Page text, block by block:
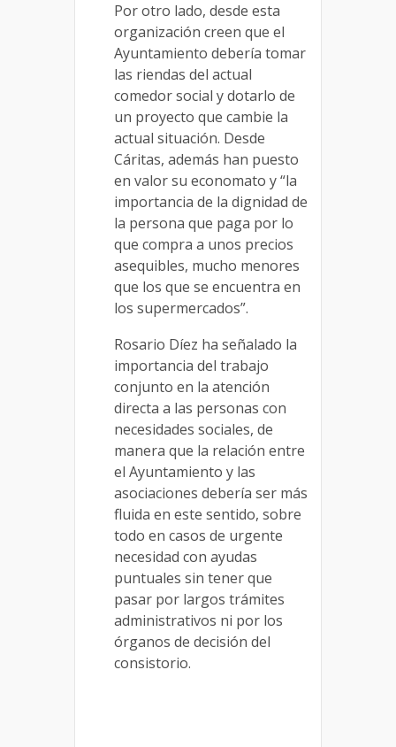
Por otro lado, desde esta
organización creen que el
Ayuntamiento debería tomar
las riendas del actual
comedor social y dotarlo de
un proyecto que cambie la
actual situación. Desde
Cáritas, además han puesto
en valor su economato y “la
importancia de la dignidad de
la persona que paga por lo
que compra a unos precios
asequibles, mucho menores
que los que se encuentra en
los supermercados”.
Rosario Díez ha señalado la
importancia del trabajo
conjunto en la atención
directa a las personas con
necesidades sociales, de
manera que la relación entre
el Ayuntamiento y las
asociaciones debería ser más
fluida en este sentido, sobre
todo en casos de urgente
necesidad con ayudas
puntuales sin tener que
pasar por largos trámites
administrativos ni por los
órganos de decisión del
consistorio.